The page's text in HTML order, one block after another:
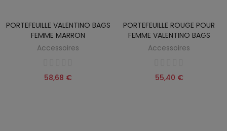
PORTEFEUILLE VALENTINO BAGS
FEMME MARRON
Accessoires
58,68 €
PORTEFEUILLE ROUGE POUR
FEMME VALENTINO BAGS
Accessoires
55,40 €